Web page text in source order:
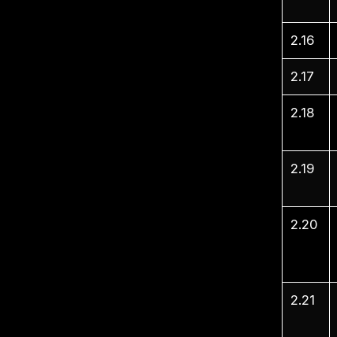
2.16
2.17
2.18
2.19
2.20
2.21